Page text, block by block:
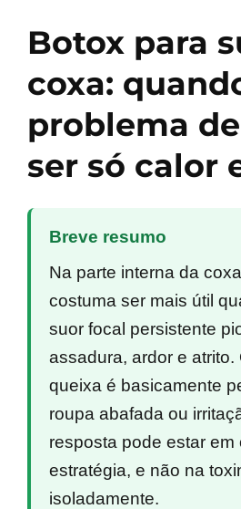
Botox para
coxa:
problema
ser só calor
Breve resumo
Na parte interna da
costuma ser mais útil
suor focal persistente
assadura, ardor e atrito.
queixa é basicamente
roupa abafada ou
resposta pode estar em
estratégia, e não na
isoladamente.